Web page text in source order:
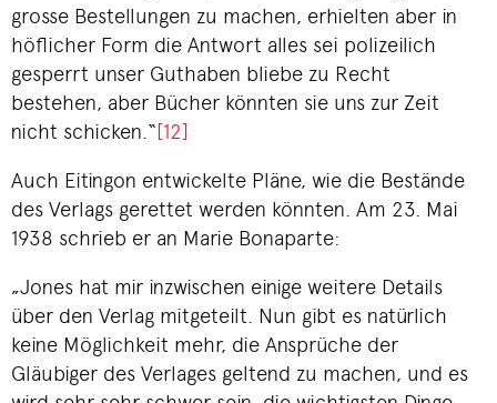
grosse Bestellungen zu machen, erhielten aber in
höflicher Form die Antwort alles sei polizeilich
gesperrt unser Guthaben bliebe zu Recht
bestehen, aber Bücher könnten sie uns zur Zeit
nicht schicken.“[12]
Auch Eitingon entwickelte Pläne, wie die Bestände
des Verlags gerettet werden könnten. Am 23. Mai
1938 schrieb er an Marie Bonaparte:
„Jones hat mir inzwischen einige weitere Details
über den Verlag mitgeteilt. Nun gibt es natürlich
keine Möglichkeit mehr, die Ansprüche der
Gläubiger des Verlages geltend zu machen, und es